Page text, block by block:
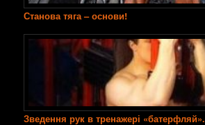
Станова тяга – основи!
Зведення рук в тренажері «батерфляй».